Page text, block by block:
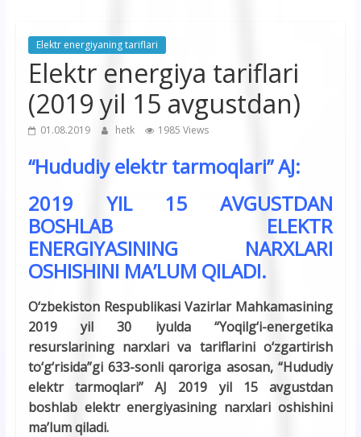
korxonasi”
Elektr energiyaning tariflari
Elektr energiya tariflari
(2019 yil 15 avgustdan)
01.08.2019 hetk 1985 Views
“Hududiy elektr tarmoqlari” AJ:
2019 YIL 15 AVGUSTDAN
BOSHLAB ELEKTR
ENERGIYASINING NARXLARI
OSHISHINI MA’LUM QILADI.
O‘zbekiston Respublikasi Vazirlar Mahkamasining
2019 yil 30 iyulda “Yoqilg‘i-energetika
resurslarining narxlari va tariflarini o‘zgartirish
to‘g‘risida”gi 633-sonli qaroriga asosan, “Hududiy
elektr tarmoqlari” AJ 2019 yil 15 avgustdan
boshlab elektr energiyasining narxlari oshishini
ma’lum qiladi.